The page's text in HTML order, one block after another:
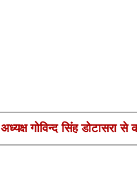
गोविन्द सिंह डोटासरा से